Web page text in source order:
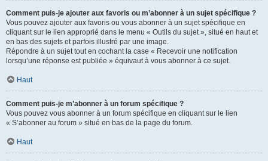
Comment puis-je ajouter aux favoris ou m’abonner à un sujet spécifique ?
Vous pouvez ajouter aux favoris ou vous abonner à un sujet spécifique en
cliquant sur le lien approprié dans le menu « Outils du sujet », situé en haut et
en bas des sujets et parfois illustré par une image.
Répondre à un sujet tout en cochant la case « Recevoir une notification
lorsqu’une réponse est publiée » équivaut à vous abonner à ce sujet.
Haut
Comment puis-je m’abonner à un forum spécifique ?
Vous pouvez vous abonner à un forum spécifique en cliquant sur le lien
« S’abonner au forum » situé en bas de la page du forum.
Haut